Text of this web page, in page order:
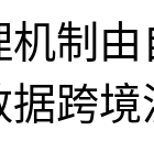
制
跨